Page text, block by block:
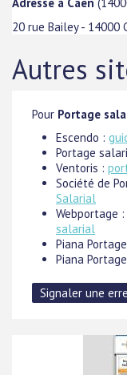
20 rue Bailey- 14000
Autres
Pour Portage
Escendo :
Portage
Ventoris :
Société de
Salarial
Webportage
salarial
Piana
Piana